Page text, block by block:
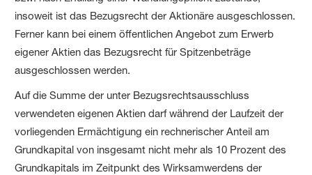
insoweit ist das Bezugsrecht der Aktionäre ausgeschlossen.
Ferner kann bei einem öffentlichen Angebot zum Erwerb
eigener Aktien das Bezugsrecht für Spitzen­beträge
ausgeschlossen werden.
Auf die Summe der unter Bezugs­rechts­ausschluss
verwendeten eigenen Aktien darf während der Laufzeit der
vorliegenden Ermächtigung ein rechnerischer Anteil am
Grundkapital von insgesamt nicht mehr als 10 Prozent des
Grund­kapitals im Zeitpunkt des Wirksam­werdens der